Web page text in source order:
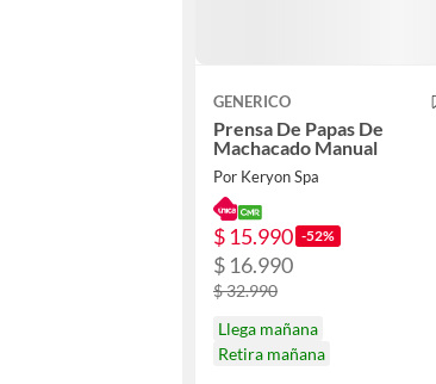
GENERICO
Prensa De Papas De
Machacado Manual
Por Keryon Spa
$ 15.990 -52%
$ 16.990
$ 32.990
Llega mañana
Retira mañana